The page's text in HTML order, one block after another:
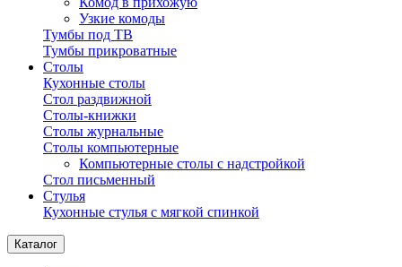
Узкие комоды
Тумбы под ТВ
Тумбы прикроватные
Столы
Кухонные столы
Стол раздвижной
Столы-книжки
Столы журнальные
Столы компьютерные
Компьютерные столы с надстройкой
Стол письменный
Стулья
Кухонные стулья с мягкой спинкой
Каталог